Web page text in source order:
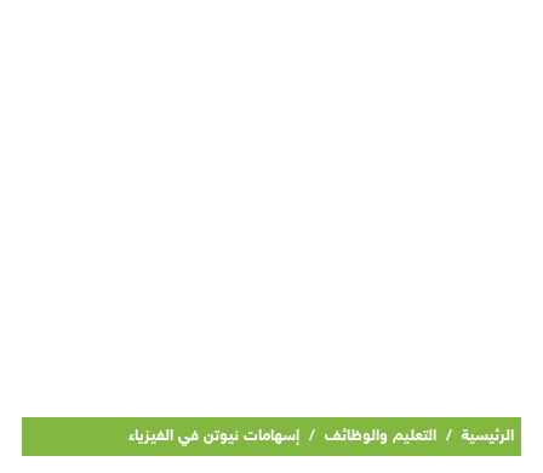
الرئيسية / التعليم والوظائف / إسهامات نيوتن في الفيزياء